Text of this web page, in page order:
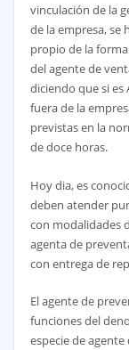
vinculación de la
de la empresa, se
propio de la
del agente de
diciendo que si es
fuera de la
previstas en la
de doce horas.
Hoy dia, es
deben atender
con modalidades
agenta de
con entrega de
El agente de
funciones del
especie de